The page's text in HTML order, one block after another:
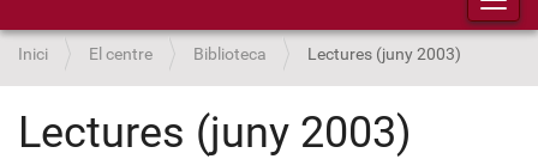
Inici El centre Biblioteca Lectures (juny 2003)
Lectures (juny 2003)